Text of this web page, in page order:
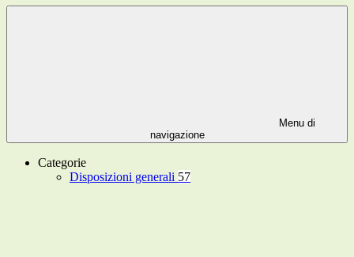
Menu di
navigazione
Categorie
Disposizioni generali 57